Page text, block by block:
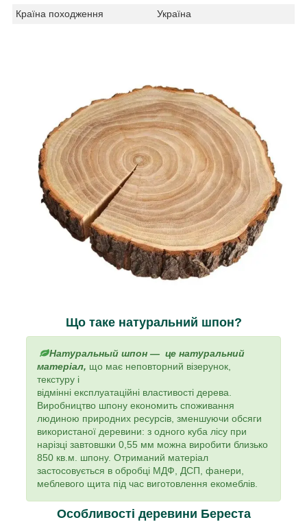
Країна походження
Україна
Що таке натуральний шпон?
Натуральный шпон — це натуральний
матеріал, що має неповторний візерунок,
текстуру і
відмінні експлуатаційні властивості дерева.
Виробництво шпону економить споживання
людиною природних ресурсів, зменшуючи обсяги
використаної деревини: з одного куба лісу при
нарізці завтовшки 0,55 мм можна виробити близько
850 кв.м. шпону. Отриманий матеріал
застосовується в обробці МДФ, ДСП, фанери,
меблевого щита під час виготовлення екомеблів.
Особливості деревини Береста